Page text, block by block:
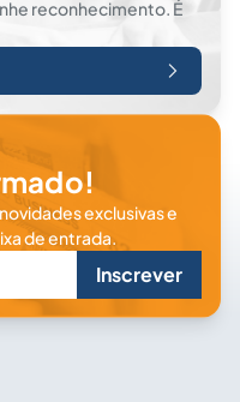
reconhecimento. É
exclusivas e
de entrada.
Inscrever